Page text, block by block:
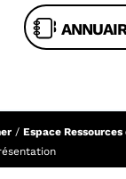
/ Espace Ressources